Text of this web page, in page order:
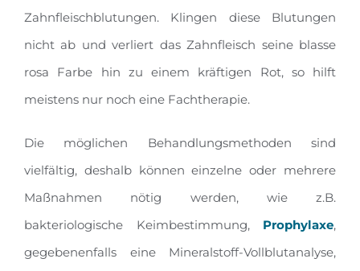
Zahnfleischblutungen. Klingen diese Blutungen
nicht ab und verliert das Zahnfleisch seine blasse
rosa Farbe hin zu einem kräftigen Rot, so hilft
meistens nur noch eine Fachtherapie.
Die möglichen Behandlungsmethoden sind
vielfältig, deshalb können einzelne oder mehrere
Maßnahmen nötig werden, wie z.B.
bakteriologische Keimbestimmung, Prophylaxe,
gegebenenfalls eine Mineralstoff-Vollblutanalyse,